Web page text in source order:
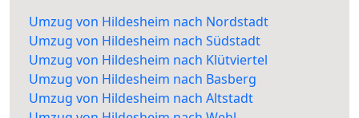
Umzug von Hildesheim nach Nordstadt
Umzug von Hildesheim nach Südstadt
Umzug von Hildesheim nach Klütviertel
Umzug von Hildesheim nach Basberg
Umzug von Hildesheim nach Altstadt